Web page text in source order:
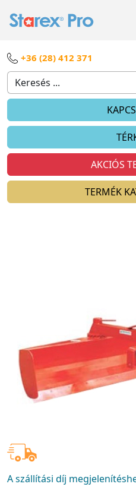
+36 (28) 412 371
AKCIÓS
TERMÉK
A szállítási díj